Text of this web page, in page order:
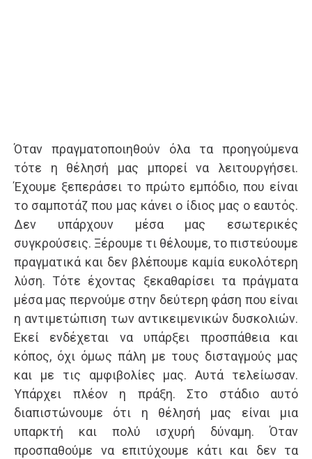
Όταν πραγματοποιηθούν όλα τα προηγούμενα
τότε η θέλησή μας μπορεί να λειτουργήσει.
Έχουμε ξεπεράσει το πρώτο εμπόδιο, που είναι
το σαμποτάζ που μας κάνει ο ίδιος μας ο εαυτός.
Δεν υπάρχουν μέσα μας εσωτερικές
συγκρούσεις. Ξέρουμε τι θέλουμε, το πιστεύουμε
πραγματικά και δεν βλέπουμε καμία ευκολότερη
λύση. Τότε έχοντας ξεκαθαρίσει τα πράγματα
μέσα μας περνούμε στην δεύτερη φάση που είναι
η αντιμετώπιση των αντικειμενικών δυσκολιών.
Εκεί ενδέχεται να υπάρξει προσπάθεια και
κόπος, όχι όμως πάλη με τους δισταγμούς μας
και με τις αμφιβολίες μας. Αυτά τελείωσαν.
Υπάρχει πλέον η πράξη. Στο στάδιο αυτό
διαπιστώνουμε ότι η θέλησή μας είναι μια
υπαρκτή και πολύ ισχυρή δύναμη. Όταν
προσπαθούμε να επιτύχουμε κάτι και δεν τα